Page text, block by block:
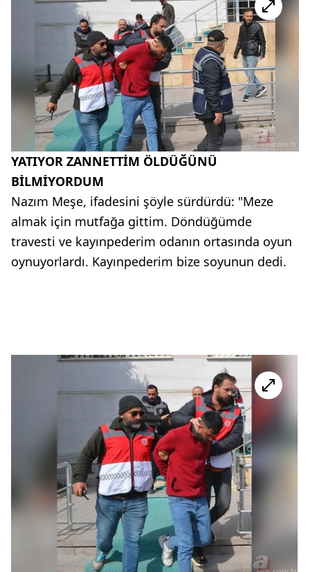
YATIYOR ZANNETTİM ÖLDÜĞÜNÜ
BİLMİYORDUM
Nazım Meşe, ifadesini şöyle sürdürdü: "Meze
almak için mutfağa gittim. Döndüğümde
travesti ve kayınpederim odanın ortasında oyun
oynuyorlardı. Kayınpederim bize soyunun dedi.